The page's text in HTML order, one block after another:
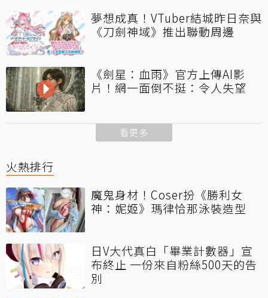
夢想成真！VTuber結城昨日奈與
《刀劍神域》推出聯動周邊
《劍星：血雨》官方上傳AI影
片！網一面倒不挺：令人失望
看更多
火熱排行
魔鬼身材！Coser扮《勝利女
神：妮姬》瑪律恰那泳裝造型
日V大代真白「畢業計數器」宣
布終止 一份來自粉絲500天的告
別